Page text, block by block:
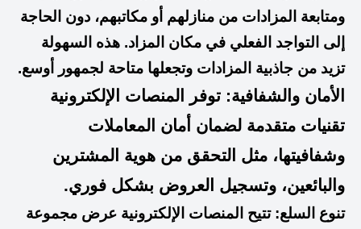
ومتابعة المزادات من منازلهم أو مكاتبهم، دون الحاجة
إلى التواجد الفعلي في مكان المزاد. هذه السهولة
تزيد من جاذبية المزادات وتجعلها متاحة لجمهور أوسع.
الأمان والشفافية: توفر المنصات الإلكترونية
تقنيات متقدمة لضمان أمان المعاملات
وشفافيتها، مثل التحقق من هوية المشترين
والبائعين، وتسجيل العروض بشكل فوري.
تنوع السلع: تتيح المنصات الإلكترونية عرض مجموعة